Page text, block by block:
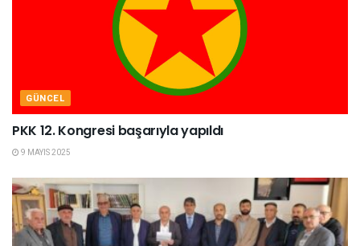
GÜNCEL
PKK 12. Kongresi başarıyla yapıldı
9 MAYIS 2025